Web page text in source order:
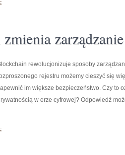
rewolucjonizuje sposoby
rejestru możemy cieszyć się
im większe bezpieczeństwo. Czy to
w erze cyfrowej? Odpowiedź